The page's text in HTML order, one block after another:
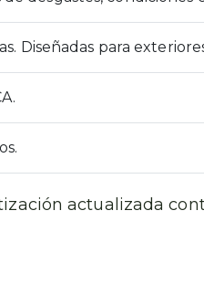
Diseñadas para
actualizada